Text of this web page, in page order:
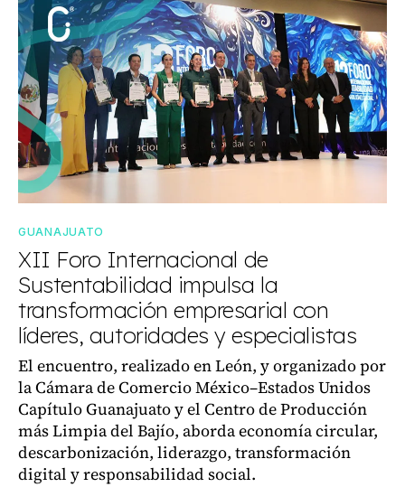
GUANAJUATO
XII Foro Internacional de
Sustentabilidad impulsa la
transformación empresarial con
líderes, autoridades y especialistas
El encuentro, realizado en León, y organizado por
la Cámara de Comercio México–Estados Unidos
Capítulo Guanajuato y el Centro de Producción
más Limpia del Bajío, aborda economía circular,
descarbonización, liderazgo, transformación
digital y responsabilidad social.